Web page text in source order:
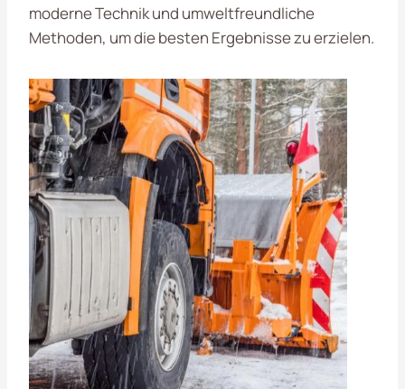
moderne Technik und umweltfreundliche
Methoden, um die besten Ergebnisse zu erzielen.